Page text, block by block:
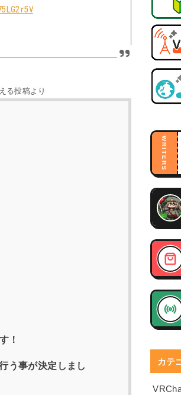
る投稿より
！
う事が決定しまし
WRITERS
カテ